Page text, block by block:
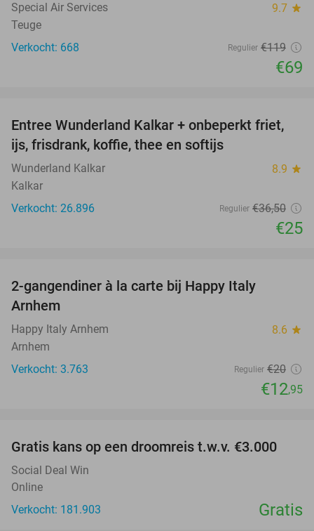
Special Air Services 9.7 star
Teuge
Verkocht: 668
Regulier €119
€69
32%
Entree Wunderland Kalkar + onbeperkt friet,
ijs, frisdrank, koffie, thee en softijs
Wunderland Kalkar 8.9 star
Kalkar
Verkocht: 26.896
Regulier €36,50
€25
2-gangendiner à la carte bij Happy Italy
Arnhem
Happy Italy Arnhem 8.6 star
Arnhem
Verkocht: 3.763
Regulier €20
€12,95
Gratis kans op een droomreis t.w.v. €3.000
Social Deal Win
Online
Verkocht: 181.903
Gratis